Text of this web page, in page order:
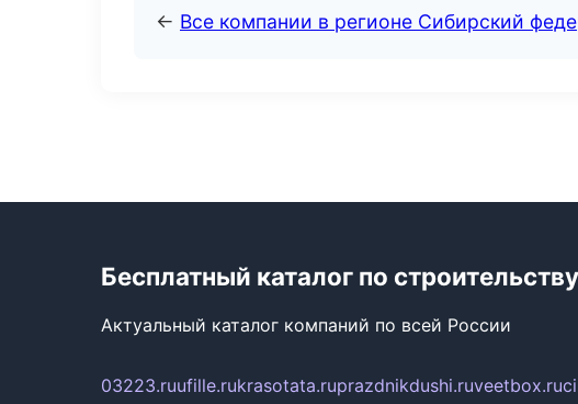
← Все компании в регионе Сибирский
Бесплатный каталог по
Актуальный каталог компаний по всей России
03223.ruufille.rukrasotata.ruprazdnikdushi.ruveetbox.ru